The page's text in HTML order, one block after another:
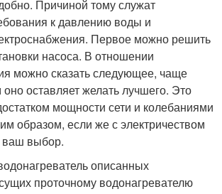
Причиной тому служат
к давлению воды и
Первое можно решить
насоса. В отношении
можно сказать следующее, чаще
оно оставляет желать лучшего. Это
мощности сети и колебаниями
образом, если же с электричеством
ваш выбор.
описанных
проточному водонагревателю